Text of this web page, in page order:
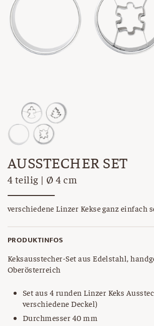
AUSSTECHER SET
4 teilig | Ø 4 cm
verschiedene Linzer Kekse ganz einfach
PRODUKTINFOS
Keksausstecher-Set aus Edelstahl,
Oberösterreich
Set aus 4 runden Linzer Keks
verschiedene Deckel)
Durchmesser 40 mm